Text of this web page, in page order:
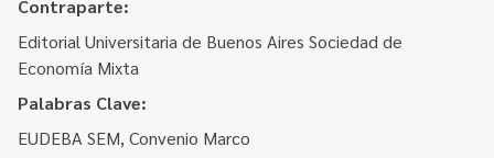
Convenios
Acceso a la información Pública
Programa Educación en Derechos Humanos
Cuento con Derechos
Transparencia
Contacto
Contraparte:
Editorial Universitaria de Buenos Aires Sociedad de
Economía Mixta
Palabras Clave:
EUDEBA SEM, Convenio Marco